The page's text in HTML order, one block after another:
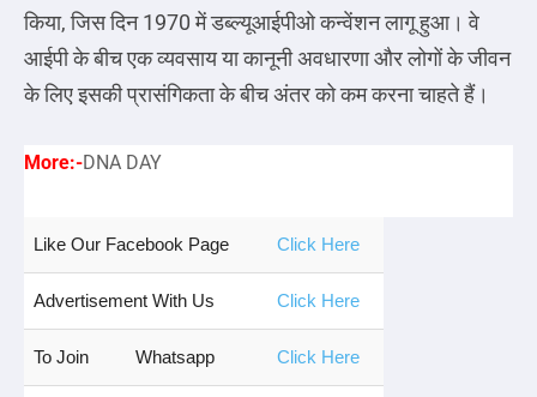
किया, जिस दिन 1970 में डब्ल्यूआईपीओ कन्वेंशन लागू हुआ। वे
आईपी के बीच एक व्यवसाय या कानूनी अवधारणा और लोगों के जीवन
के लिए इसकी प्रासंगिकता के बीच अंतर को कम करना चाहते हैं।
More:-DNA DAY
Like Our Facebook Page Click Here
Advertisement With Us Click Here
To Join Whatsapp Click Here